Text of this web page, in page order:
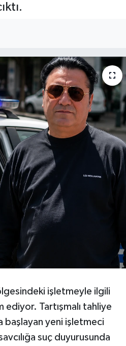
işletmeyle ilgili
Tartışmalı tahliye
başlayan yeni işletmeci
suç duyurusunda